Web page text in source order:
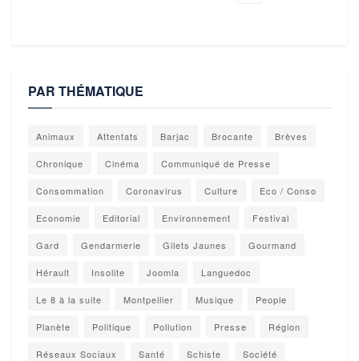
PAR THÉMATIQUE
Animaux Attentats Barjac Brocante Brèves
Chronique Cinéma Communiqué de Presse
Consommation Coronavirus Culture Eco / Conso
Economie Editorial Environnement Festival
Gard Gendarmerie Gilets Jaunes Gourmand
Hérault Insolite Joomla Languedoc
Le 8 à la suite Montpellier Musique People
Planète Politique Pollution Presse Région
Réseaux Sociaux Santé Schiste Société